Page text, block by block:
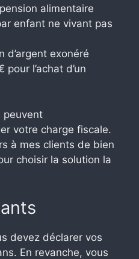
alimentaire
enfant ne vivant pas
d’argent exonéré
pour l’achat d’un
peuvent
votre charge fiscale.
à mes clients de bien
choisir la solution la
devez déclarer vos
En revanche, vous